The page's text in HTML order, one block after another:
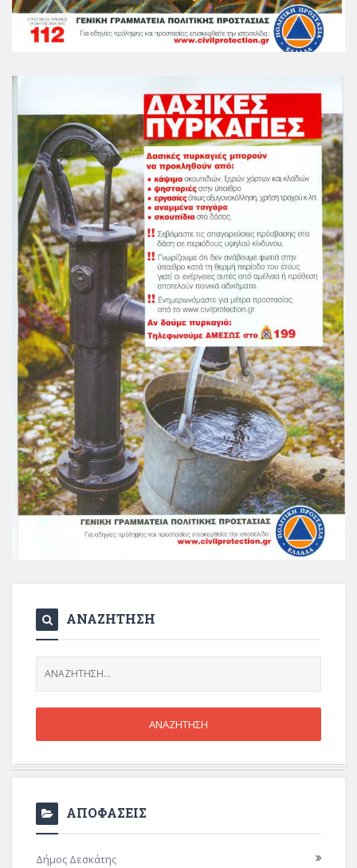
ΑΝΑΖΗΤΗΣΗ
ΑΠΟΦΑΣΕΙΣ
Δήμος Δεσκάτης